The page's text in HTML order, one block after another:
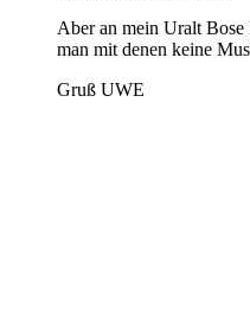
Aber an mein Uralt
man mit denen keine
Gruß UWE